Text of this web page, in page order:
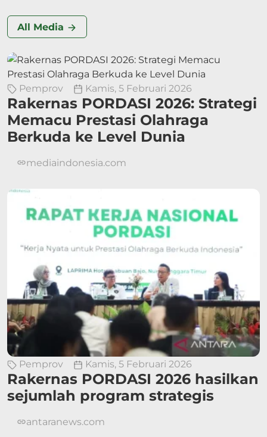
All Media
Pemprov Kamis, 5 Februari 2026
Rakernas PORDASI 2026: Strategi
Memacu Prestasi Olahraga
Berkuda ke Level Dunia
mediaindonesia.com
Pemprov Kamis, 5 Februari 2026
Rakernas PORDASI 2026 hasilkan
sejumlah program strategis
antaranews.com